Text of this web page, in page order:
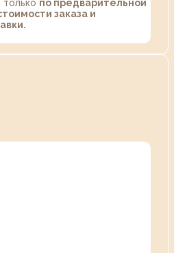
по предварительной
заказа и